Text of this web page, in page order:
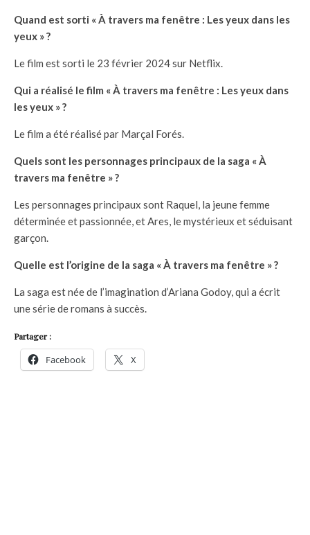
Quand est sorti « À travers ma fenêtre : Les yeux dans les
yeux » ?
Le film est sorti le 23 février 2024 sur Netflix.
Qui a réalisé le film « À travers ma fenêtre : Les yeux dans
les yeux » ?
Le film a été réalisé par Marçal Forés.
Quels sont les personnages principaux de la saga « À
travers ma fenêtre » ?
Les personnages principaux sont Raquel, la jeune femme
déterminée et passionnée, et Ares, le mystérieux et séduisant
garçon.
Quelle est l’origine de la saga « À travers ma fenêtre » ?
La saga est née de l’imagination d’Ariana Godoy, qui a écrit
une série de romans à succès.
Partager :
Facebook X